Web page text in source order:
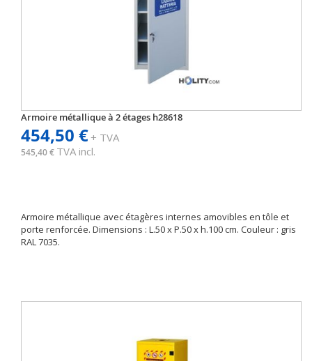
Armoire métallique à 2 étages h28618
454,50 €+ TVA
545,40 € TVA incl.
Armoire métallique avec étagères internes amovibles en tôle et
porte renforcée. Dimensions : L.50 x P.50 x h.100 cm. Couleur : gris
RAL 7035.